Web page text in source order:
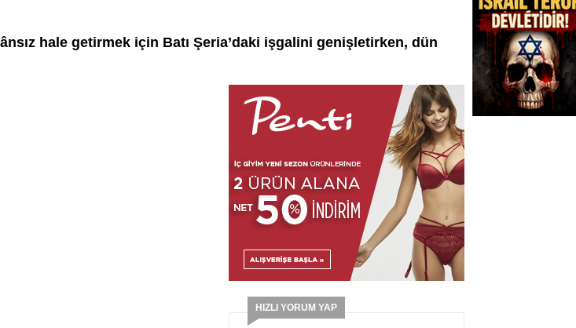
hale getirmek için Batı Şeria’daki işgalini genişletirken, dün
HIZLI YORUM YAP